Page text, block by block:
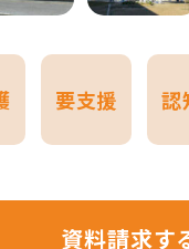
要支援 認
資料請求す